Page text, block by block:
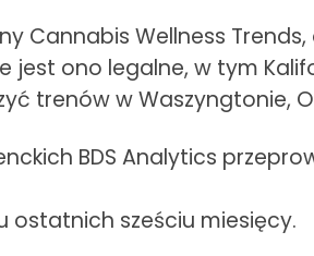
Cannabis Wellness
ono legalne, w tym
trenów w Waszyngtonie,
BDS Analytics
ostatnich sześciu miesięcy.